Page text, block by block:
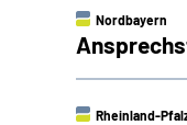
Nordbayern
Rheinland-